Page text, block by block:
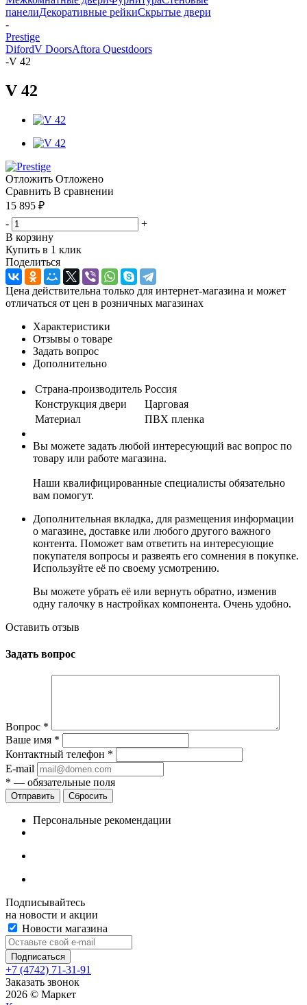
панелиДекоративные рейкиСкрытые двери
-
Prestige
DifordV DoorsAftora Questdoors
-V 42
V 42
Отложить Отложено
Сравнить В сравнении
15 895 ₽
-
+
В корзину
Купить в 1 клик
Поделиться
Цена действительна только для интернет-магазина и может
отличаться от цен в розничных магазинах
Характеристики
Отзывы о товаре
Задать вопрос
Дополнительно
Страна-производитель Россия
Конструкция двери
Царговая
Материал
ПВХ пленка
Вы можете задать любой интересующий вас вопрос по
товару или работе магазина.
Наши квалифицированные специалисты обязательно
вам помогут.
Дополнительная вкладка, для размещения информации
о магазине, доставке или любого другого важного
контента. Поможет вам ответить на интересующие
покупателя вопросы и развеять его сомнения в покупке.
Используйте её по своему усмотрению.
Вы можете убрать её или вернуть обратно, изменив
одну галочку в настройках компонента. Очень удобно.
Оставить отзыв
Задать вопрос
Вопрос *
Ваше имя *
Контактный телефон *
E-mail
* — обязательные поля
Сбросить
Персональные рекомендации
Подписывайтесь
на новости и акции
Новости магазина
+7 (4742) 71-31-91
Заказать звонок
2026 © Маркет